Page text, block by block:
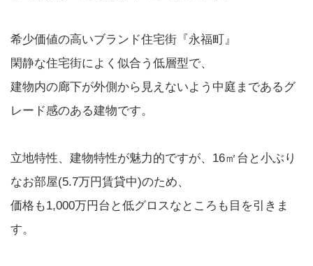
希少価値の高いブランド住宅街『永福町』
閑静な住宅街によく似合う低層型で、
建物内の廊下が外側から見えないよう中庭まであるグ
レード感のある建物です。
立地特性、建物特性が魅力的ですが、16㎡台と小ぶり
なお部屋(5.7万円賃貸中)のため、
価格も1,000万円台と低グロスなところも目を引きま
す。